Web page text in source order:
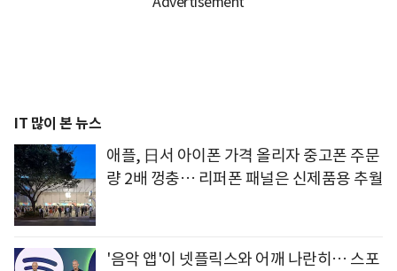
IT 많이 본 뉴스
애플, 日서 아이폰 가격 올리자 중고폰 주문
량 2배 껑충… 리퍼폰 패널은 신제품용 추월
'음악 앱'이 넷플릭스와 어깨 나란히… 스포